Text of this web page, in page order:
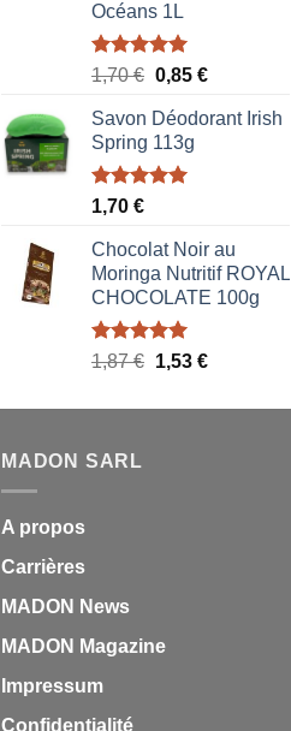
Océans 1L
Note5.00
1,70€ Le
initial
était :
1,70 €.
0,85 €Le
actuel
Savon Déodorant Irish
Spring 113g
Note5.00
1,70 €
Chocolat Noir au
Moringa Nutritif ROYAL
CHOCOLATE 100g
Note5.00
1,87€ Le
initial
1,53 €Le
actuel
MADON SARL
A propos
Carrières
MADON News
MADON Magazine
Impressum
Confidentialité